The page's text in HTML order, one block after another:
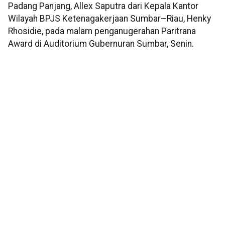
Padang Panjang, Allex Saputra dari Kepala Kantor
Wilayah BPJS Ketenagakerjaan Sumbar–Riau, Henky
Rhosidie, pada malam penganugerahan Paritrana
Award di Auditorium Gubernuran Sumbar, Senin.